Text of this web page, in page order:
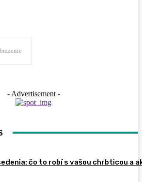
- Advertisement -
čo to robí s vašou chrbticou a